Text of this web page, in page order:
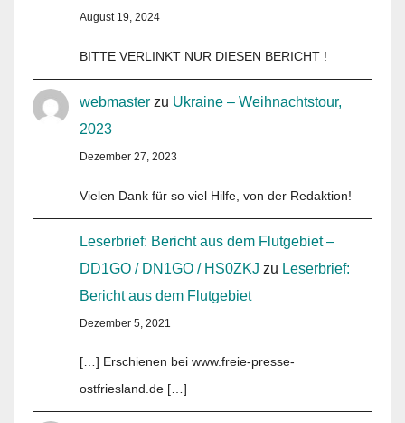
August 19, 2024
BITTE VERLINKT NUR DIESEN BERICHT !
webmaster zu Ukraine – Weihnachtstour,
2023
Dezember 27, 2023
Vielen Dank für so viel Hilfe, von der Redaktion!
Leserbrief: Bericht aus dem Flutgebiet –
DD1GO / DN1GO / HS0ZKJ zu Leserbrief:
Bericht aus dem Flutgebiet
Dezember 5, 2021
[…] Erschienen bei www.freie-presse-
ostfriesland.de […]